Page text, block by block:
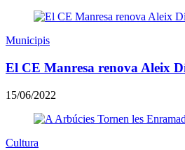
Municipis
El CE Manresa renova Aleix
15/06/2022
Cultura